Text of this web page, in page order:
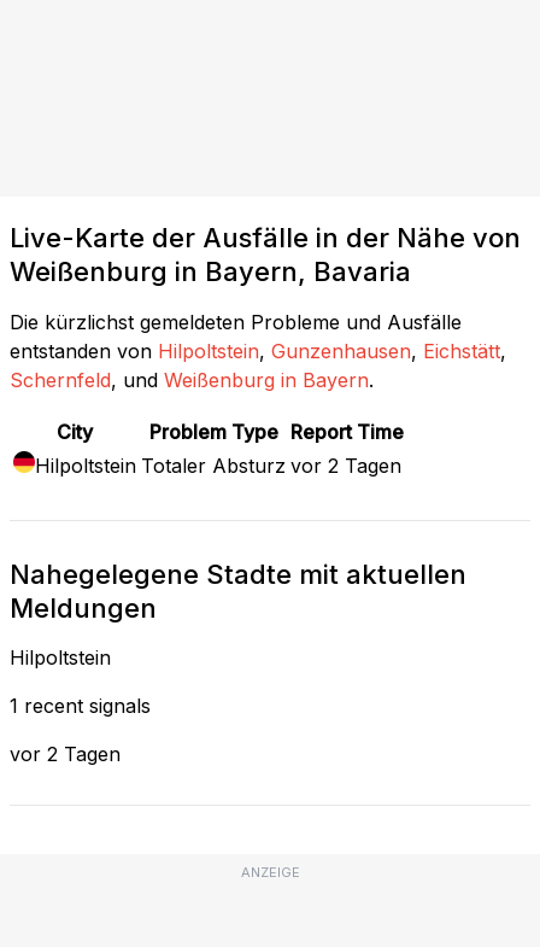
Live-Karte der Ausfälle in der Nähe von
Weißenburg in Bayern, Bavaria
Die kürzlichst gemeldeten Probleme und Ausfälle
entstanden von Hilpoltstein, Gunzenhausen, Eichstätt,
Schernfeld, und Weißenburg in Bayern.
City Problem Type Report Time
Hilpoltstein Totaler Absturz vor 2 Tagen
Nahegelegene Stadte mit aktuellen
Meldungen
Hilpoltstein
1 recent signals
vor 2 Tagen
ANZEIGE